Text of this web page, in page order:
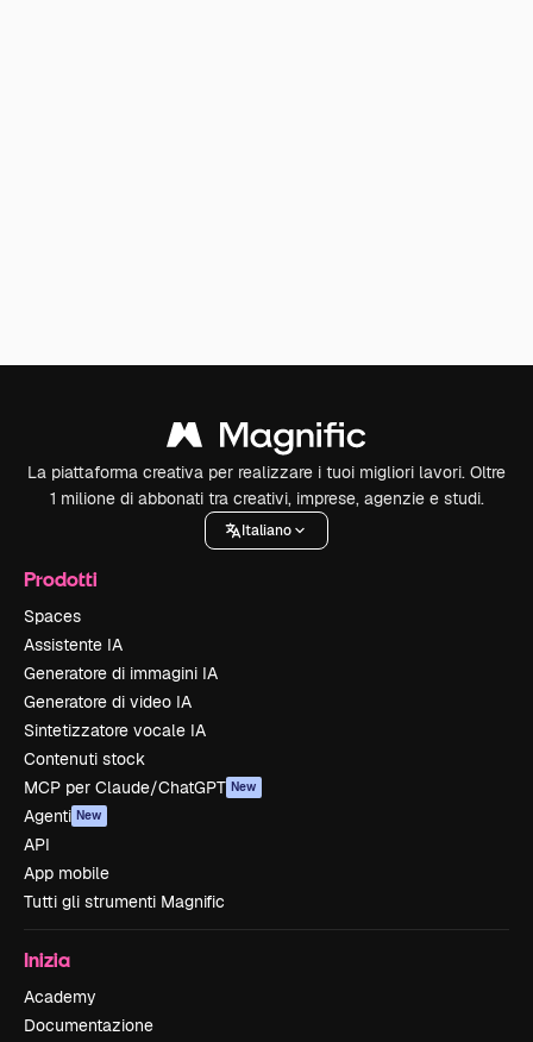
La piattaforma creativa per realizzare i tuoi migliori lavori. Oltre
1 milione di abbonati tra creativi, imprese, agenzie e studi.
Italiano
Prodotti
Spaces
Assistente IA
Generatore di immagini IA
Generatore di video IA
Sintetizzatore vocale IA
Contenuti stock
MCP per Claude/ChatGPT New
Agenti New
API
App mobile
Tutti gli strumenti Magnific
Inizia
Academy
Documentazione